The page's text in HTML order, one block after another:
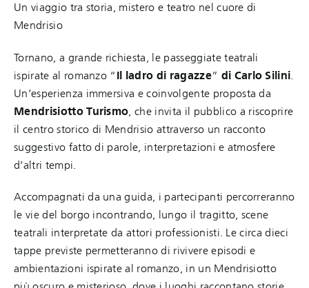
Un viaggio tra storia, mistero e teatro nel cuore di
Mendrisio
Tornano, a grande richiesta, le passeggiate teatrali
ispirate al romanzo “ Il ladro di ragazze” di Carlo Silini.
Un’esperienza immersiva e coinvolgente proposta da
Mendrisiotto Turismo, che invita il pubblico a riscoprire
il centro storico di Mendrisio attraverso un racconto
suggestivo fatto di parole, interpretazioni e atmosfere
d’altri tempi.
Accompagnati da una guida, i partecipanti percorreranno
le vie del borgo incontrando, lungo il tragitto, scene
teatrali interpretate da attori professionisti. Le circa dieci
tappe previste permetteranno di rivivere episodi e
ambientazioni ispirate al romanzo, in un Mendrisiotto